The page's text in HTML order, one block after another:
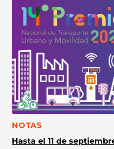
CATEGORÍA:
NOTAS
Hasta el 11 de